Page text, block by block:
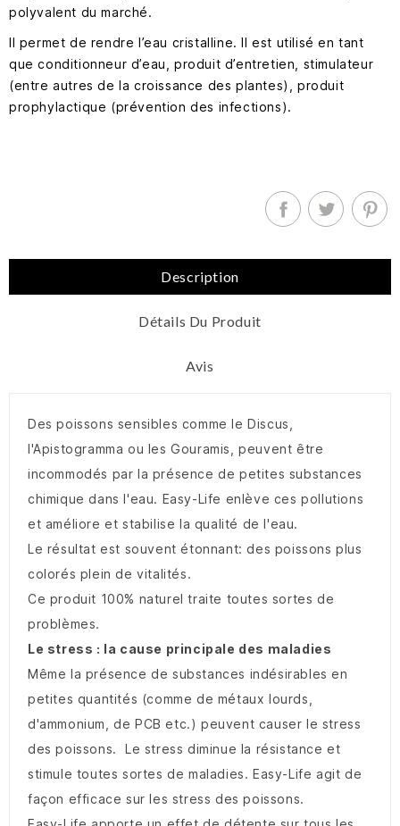
polyvalent du marché.
Il permet de rendre l’eau cristalline. Il est utilisé en tant
que conditionneur d’eau, produit d’entretien, stimulateur
(entre autres de la croissance des plantes), produit
prophylactique (prévention des infections).
Description
Détails Du Produit
Avis
Des poissons sensibles comme le Discus,
l'Apistogramma ou les Gouramis, peuvent être
incommodés par la présence de petites substances
chimique dans l'eau. Easy-Life enlève ces pollutions
et améliore et stabilise la qualité de l'eau.
Le résultat est souvent étonnant: des poissons plus
colorés plein de vitalités.
Ce produit 100% naturel traite toutes sortes de
problèmes.
Le stress : la cause principale des maladies
Même la présence de substances indésirables en
petites quantités (comme de métaux lourds,
d'ammonium, de PCB etc.) peuvent causer le stress
des poissons. Le stress diminue la résistance et
stimule toutes sortes de maladies. Easy-Life agit de
façon efficace sur les stress des poissons.